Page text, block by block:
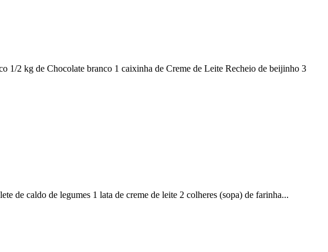
1/2 kg de Chocolate branco 1 caixinha de Creme de Leite Recheio de beijinho 3
de caldo de legumes 1 lata de creme de leite 2 colheres (sopa) de farinha...